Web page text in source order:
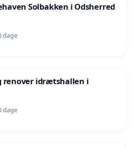
Solbakken i Odsherred
dage
renover idrætshallen i
dage